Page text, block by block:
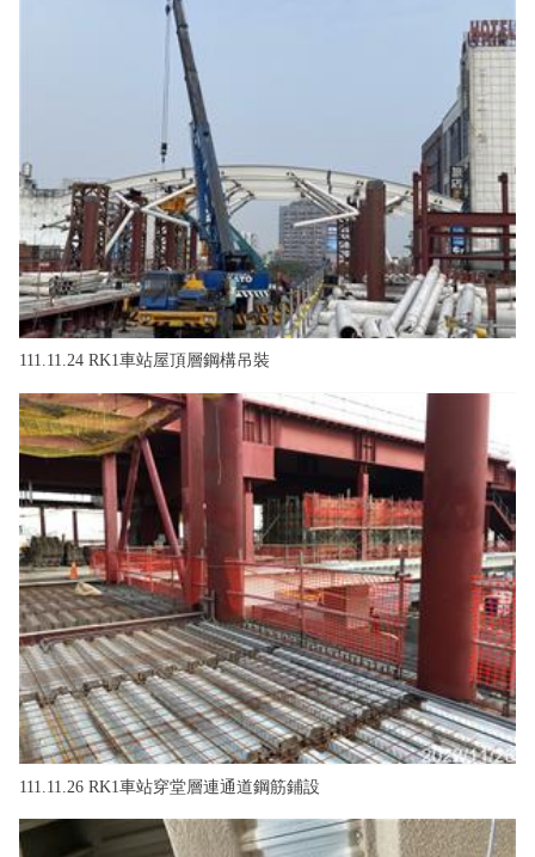
111.11.24 RK1車站屋頂層鋼構吊裝
111.11.26 RK1車站穿堂層連通道鋼筋鋪設